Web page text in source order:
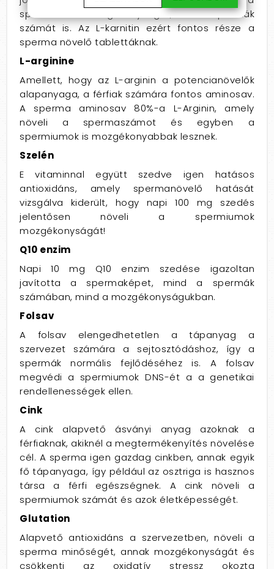
spermiumok mozgékonyságát, és a spermák
számát is. Az L-karnitin ezért fontos része a
sperma növelő tablettáknak.
L-arginine
Amellett, hogy az L-arginin a potencianövelők
alapanyaga, a férfiak számára fontos aminosav.
A sperma aminosav 80%-a L-Arginin, amely
növeli a spermaszámot és egyben a
spermiumok is mozgékonyabbak lesznek.
Szelén
E vitaminnal együtt szedve igen hatásos
antioxidáns, amely spermanövelő hatását
vizsgálva kiderült, hogy napi 100 mg szedés
jelentősen növeli a spermiumok
mozgékonyságát!
Q10 enzim
Napi 10 mg Q10 enzim szedése igazoltan
javította a spermaképet, mind a spermák
számában, mind a mozgékonyságukban.
Folsav
A folsav elengedhetetlen a tápanyag a
szervezet számára a sejtosztódáshoz, így a
spermák normális fejlődéséhez is. A folsav
megvédi a spermiumok DNS-ét a a genetikai
rendellenességek ellen.
Cink
A cink alapvető ásványi anyag azoknak a
férfiaknak, akiknél a megtermékenyítés növelése
cél. A sperma igen gazdag cinkben, annak egyik
fő tápanyaga, így például az osztriga is hasznos
társa a férfi egészségnek. A cink növeli a
spermiumok számát és azok életképességét.
Glutation
Alapvető antioxidáns a szervezetben, növeli a
sperma minőségét, annak mozgékonyságát és
csökkenti az oxidatív stressz okozta